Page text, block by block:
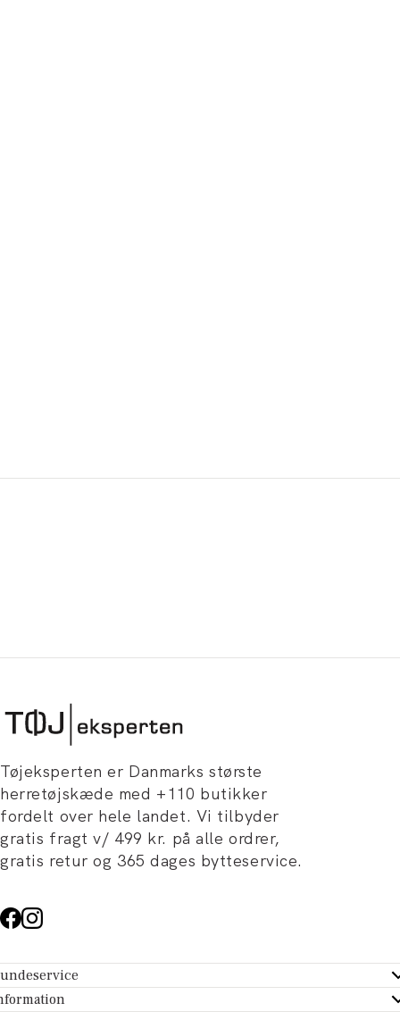
Tøjeksperten er Danmarks største
herretøjskæde med +110 butikker
fordelt over hele landet. Vi tilbyder
gratis fragt v/ 499 kr. på alle ordrer,
gratis retur og 365 dages bytteservice.
- Hjælpecenter
Tøjeksperten